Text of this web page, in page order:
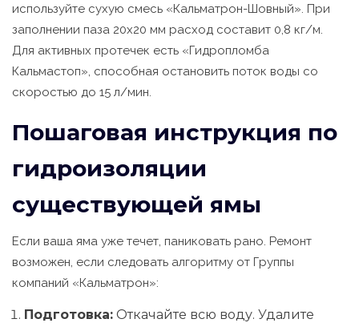
используйте сухую смесь «Кальматрон-Шовный». При
заполнении паза 20х20 мм расход составит 0,8 кг/м.
Для активных протечек есть «Гидропломба
Кальмастоп», способная остановить поток воды со
скоростью до 15 л/мин.
Пошаговая инструкция по
гидроизоляции
существующей ямы
Если ваша яма уже течет, паниковать рано. Ремонт
возможен, если следовать алгоритму от Группы
компаний «Кальматрон»:
Подготовка: Откачайте всю воду. Удалите